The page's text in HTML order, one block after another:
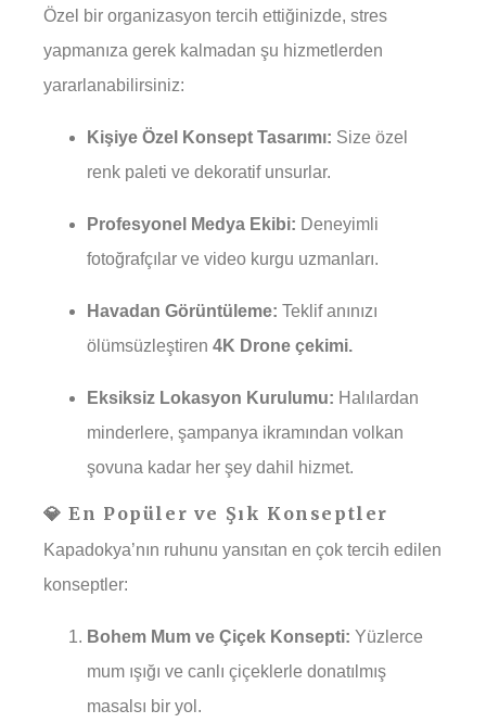
Özel bir organizasyon tercih ettiğinizde, stres
yapmanıza gerek kalmadan şu hizmetlerden
yararlanabilirsiniz:
Kişiye Özel Konsept Tasarımı: Size özel
renk paleti ve dekoratif unsurlar.
Profesyonel Medya Ekibi: Deneyimli
fotoğrafçılar ve video kurgu uzmanları.
Havadan Görüntüleme: Teklif anınızı
ölümsüzleştiren 4K Drone çekimi.
Eksiksiz Lokasyon Kurulumu: Halılardan
minderlere, şampanya ikramından volkan
şovuna kadar her şey dahil hizmet.
💎 En Popüler ve Şık Konseptler
Kapadokya’nın ruhunu yansıtan en çok tercih edilen
konseptler:
Bohem Mum ve Çiçek Konsepti: Yüzlerce
mum ışığı ve canlı çiçeklerle donatılmış
masalsı bir yol.